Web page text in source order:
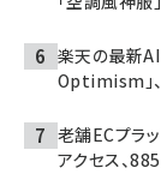
楽天の最新
Optimism」
老舗ECプラッ
アクセス、